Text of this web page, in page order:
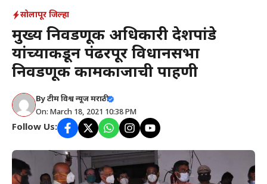
सोलापूर जिल्हा
मुख्य निवडणूक अधिकारी देशपांडे
यांच्याकडून पंढरपूर विधानसभा
निवडणूक कामकाजाची पाहणी
Byटीम विश्व न्यूज मराठी
On: March 18, 2021 10:38 PM
Follow Us: